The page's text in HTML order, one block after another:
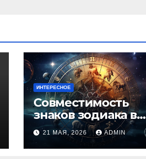
ИНТЕРЕСНОЕ
Совместимость
знаков зодиака в
любви: как найти
идеальную пару и
избежать
21 МАЯ, 2026 ADMIN